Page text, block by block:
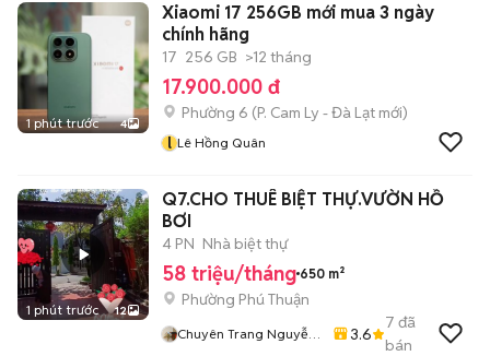
1 phút trước 4
Xiaomi 17 256GB mới mua 3 ngày
chính hãng
17 256 GB >12 tháng
17.900.000 đ
Phường 6 (P. Cam Ly - Đà Lạt mới)
l Lê Hồng Quân
1 phút trước 12
Q7.CHO THUÊ BIỆT THỰ.VƯỜN HỒ
BƠI
4 PN Nhà biệt thự
58 triệu/tháng 650 m²
Phường Phú Thuận
Chuyên Trang Nguyễn
3.6
7 đã
bán